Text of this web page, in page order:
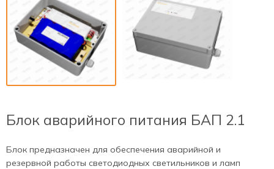
Блок аварийного питания БАП 2.1
Блок предназначен для обеспечения аварийной и
резервной работы светодиодных светильников и ламп